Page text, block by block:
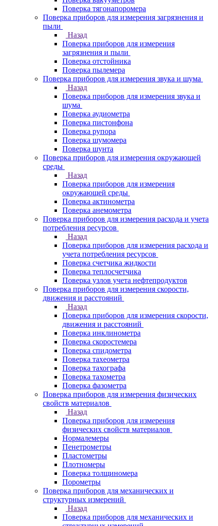
Поверка тягонапоромера
Поверка приборов для измерения загрязнения и
пыли
Назад
Поверка приборов для измерения
загрязнения и пыли
Поверка отстойника
Поверка пылемера
Поверка приборов для измерения звука и шума
Назад
Поверка приборов для измерения звука и
шума
Поверка аудиометра
Поверка пистонфона
Поверка рупора
Поверка шумомера
Поверка шунта
Поверка приборов для измерения окружающей
среды
Назад
Поверка приборов для измерения
окружающей среды
Поверка актинометра
Поверка анемометра
Поверка приборов для измерения расхода и учета
потребления ресурсов
Назад
Поверка приборов для измерения расхода и
учета потребления ресурсов
Поверка счетчика жидкости
Поверка теплосчетчика
Поверка узлов учета нефтепродуктов
Поверка приборов для измерения скорости,
движения и расстояний
Назад
Поверка приборов для измерения скорости,
движения и расстояний
Поверка инклинометра
Поверка скоростемера
Поверка спидометра
Поверка тахеометра
Поверка тахографа
Поверка тахометра
Поверка фазометра
Поверка приборов для измерения физических
свойств материалов
Назад
Поверка приборов для измерения
физических свойств материалов
Нормалемеры
Пенетрометры
Пластометры
Плотномеры
Поверка толщиномера
Порометры
Поверка приборов для механических и
структурных измерений
Назад
Поверка приборов для механических и